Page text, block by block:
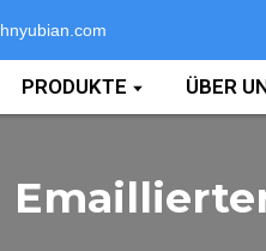
PRODUKTE ÜBER